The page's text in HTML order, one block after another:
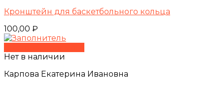
Кронштейн для баскетбольного кольца
100,00 ₽
Нет в наличии
Карпова Екатерина Ивановна